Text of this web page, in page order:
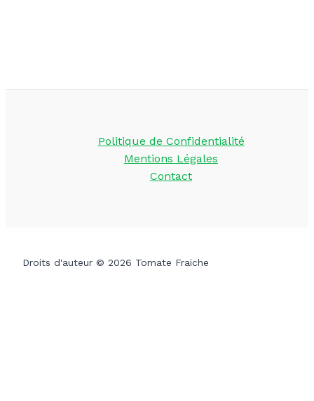
Politique de Confidentialité
Mentions Légales
Contact
Droits d'auteur © 2026 Tomate Fraiche